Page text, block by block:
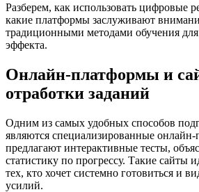
Разберем, как использовать цифровые
какие платформы заслуживают
традиционными методами обучения
эффекта.
Онлайн-платформы и
отработки заданий
Одним из самых удобных способов
являются специализированные
предлагают интерактивные тесты,
статистику по прогрессу. Такие сайты
тех, кто хочет системно готовиться и
усилий.